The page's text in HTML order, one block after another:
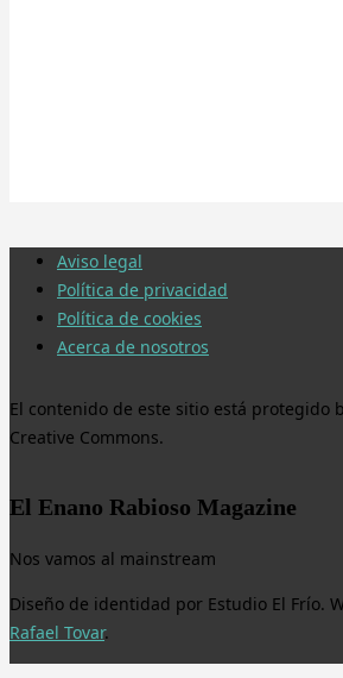
Aviso legal
Política de privacidad
Política de cookies
Acerca de nosotros
El contenido de este sitio está protegido
Creative Commons.
El Enano Rabioso Magazine
Nos vamos al mainstream
Diseño de identidad por Estudio El Frío.
Rafael Tovar.